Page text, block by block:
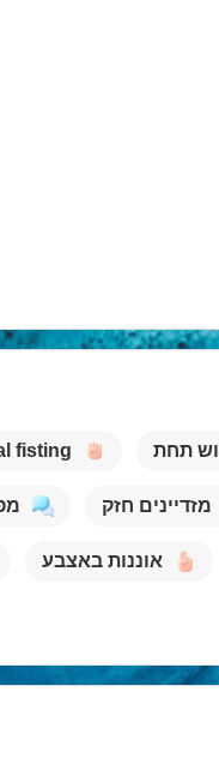
תחת fisting
מזדיינים חזק
אוננות באצבע